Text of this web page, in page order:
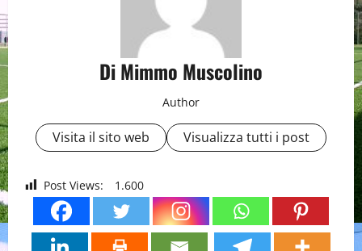
Di Mimmo Muscolino
Author
Visita il sito web Visualizza tutti i post
Post Views: 1.600